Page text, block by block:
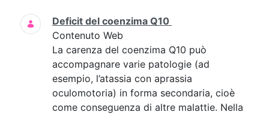
Deficit del coenzima Q10
Contenuto Web
La carenza del coenzima Q10 può
accompagnare varie patologie (ad
esempio, l’atassia con aprassia
oculomotoria) in forma secondaria, cioè
come conseguenza di altre malattie. Nella